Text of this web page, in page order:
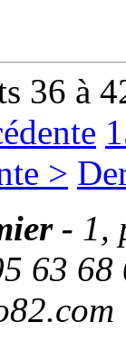
36 à
>
- 1,
63